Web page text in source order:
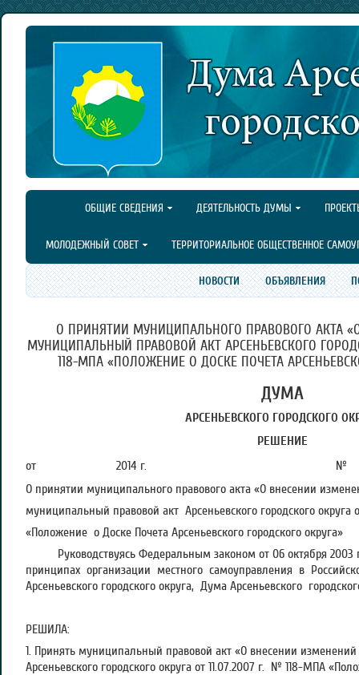
ОБЩИЕ СВЕДЕНИЯ ДЕЯТЕЛЬНОСТЬ ДУМЫ
МОЛОДЕЖНЫЙ СОВЕТ ТЕРРИТОРИАЛЬНОЕ ОБЩЕСТВЕННОЕ
НОВОСТИ ОБЪЯВЛЕНИЯ
О ПРИНЯТИИ МУНИЦИПАЛЬНОГО ПРАВОВОГО АКТА
МУНИЦИПАЛЬНЫЙ ПРАВОВОЙ АКТ АРСЕНЬЕВСКОГО
118-МПА «ПОЛОЖЕНИЕ О ДОСКЕ ПОЧЕТА
ДУМА
АРСЕНЬЕВСКОГО ГОРОДСКОГО
РЕШЕНИЕ
от 2014 г. №
О принятии муниципального правового акта «О внесении
муниципальный правовой акт Арсеньевского городского округа
«Положение о Доске Почета Арсеньевского городского округа»
Руководствуясь Федеральным законом от 06 октября 2003
принципах организации местного самоуправления в
Арсеньевского городского округа, Дума Арсеньевского
РЕШИЛА:
1. Принять муниципальный правовой акт «О внесении
Арсеньевского городского округа от 11.07.2007 г. № 118-МПА